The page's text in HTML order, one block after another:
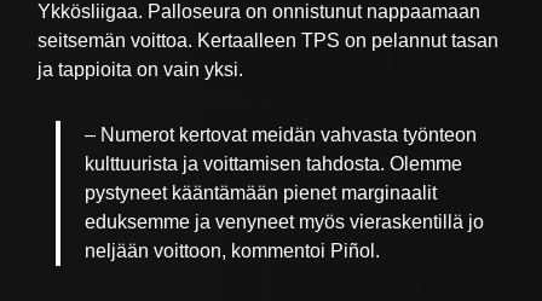
Ykkösliigaa. Palloseura on onnistunut nappaamaan
seitsemän voittoa. Kertaalleen TPS on pelannut tasan
ja tappioita on vain yksi.
– Numerot kertovat meidän vahvasta työnteon
kulttuurista ja voittamisen tahdosta. Olemme
pystyneet kääntämään pienet marginaalit
eduksemme ja venyneet myös vieraskentillä jo
neljään voittoon, kommentoi Piñol.